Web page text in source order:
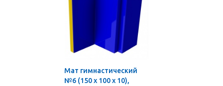
Мат гимнастический
№6 (150 х 100 х 10),